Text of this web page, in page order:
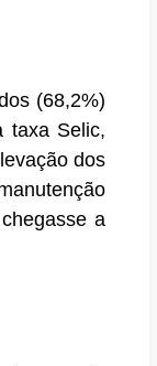
(68,2%)
taxa Selic,
dos
a